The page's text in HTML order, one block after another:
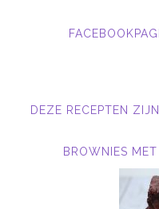
DEZE RECEPTEN
BROWNIES